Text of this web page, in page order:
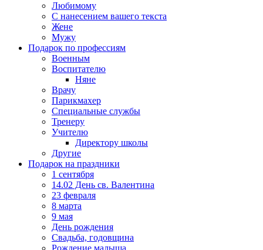
Любимому
С нанесением вашего текста
Жене
Мужу
Подарок по профессиям
Военным
Воспитателю
Няне
Врачу
Парикмахер
Специальные службы
Тренеру
Учителю
Директору школы
Другие
Подарок на праздники
1 сентября
14.02 День св. Валентина
23 февраля
8 марта
9 мая
День рождения
Свадьба, годовщина
Рождение малыша